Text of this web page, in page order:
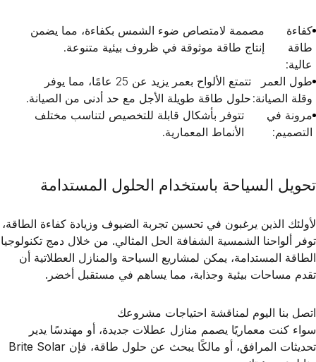
كفاءة
طاقة
عالية:
مصممة لامتصاص ضوء الشمس بكفاءة، مما يضمن
إنتاج طاقة موثوقة في ظروف بيئية متنوعة.
طول العمر
وقلة الصيانة:
تتمتع الألواح بعمر يزيد عن 25 عامًا، مما يوفر
حلول طاقة طويلة الأجل مع حد أدنى من الصيانة.
مرونة في
التصميم:
تتوفر بأشكال قابلة للتخصيص لتناسب مختلف
الأنماط المعمارية.
تحويل السياحة باستخدام الحلول المستدامة
لأولئك الذين يرغبون في تحسين تجربة الضيوف وزيادة كفاءة الطاقة،
توفر ألواحنا الشمسية الشفافة الحل المثالي. من خلال دمج تكنولوجيا
الطاقة المستدامة، يمكن لمشاريع السياحة والمنازل العطلاتية أن
تقدم مساحات بيئية وجذابة، مما يساهم في مستقبل أخضر.
اتصل بنا اليوم لمناقشة احتياجات مشروعك
سواء كنت معماريًا يصمم منازل عطلات جديدة، أو مهندسًا يدير
تحديثات المرافق، أو مالكًا يبحث عن حلول طاقة، فإن Brite Solar